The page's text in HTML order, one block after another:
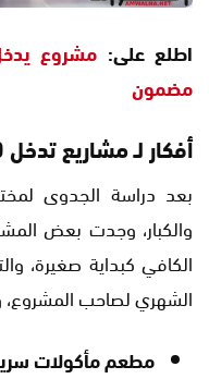
اطلع على:
مضمون
أفكار لـ مشاريع تدخل 10000 ريال شهري
بعد دراسة الجدوى
والكبار، وجدت بعض
الكافي كبداية صغيرة،
الشهري لصاحب المشروع،
مطعم مأكولات